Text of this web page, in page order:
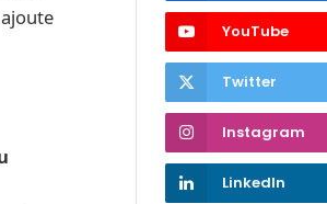
ajoute
YouTube
Twitter
Instagram
LinkedIn